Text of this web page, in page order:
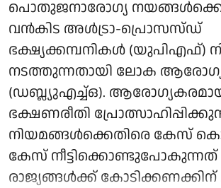
പൊതുജനാരോഗ്യ
വന്‍കിട അള്‍ട്രാ-പ്രൊസസ്ഡ്
ഭക്ഷ്യക്കമ്പനികള്‍ (യുപിഎഫ്)
നടത്തുന്നതായി ലോക
(ഡബ്ല്യുഎച്ച്ഒ).
ഭക്ഷണരീതി
നിയമങ്ങള്‍ക്കെതിരെ കേസ്
കേസ് നീട്ടിക്കൊണ്ടുപോകുന്നത്
രാജ്യങ്ങള്‍ക്ക് കോടിക്കണക്കിന്